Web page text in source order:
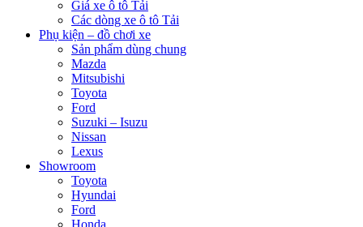
Giá xe ô tô Tải
Các dòng xe ô tô Tải
Phụ kiện – đồ chơi xe
Sản phẩm dùng chung
Mazda
Mitsubishi
Toyota
Ford
Suzuki – Isuzu
Nissan
Lexus
Showroom
Toyota
Hyundai
Ford
Honda